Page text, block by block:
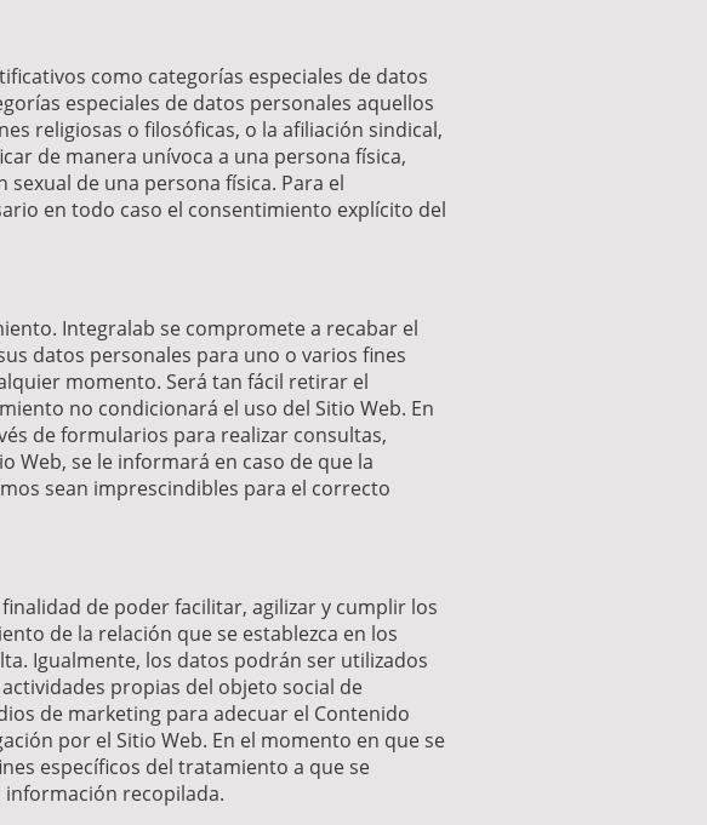
como categorías especiales de datos
especiales de datos personales aquellos
religiosas o filosóficas, o la afiliación sindical,
de manera unívoca a una persona física,
de una persona física. Para el
en todo caso el consentimiento explícito del
Integralab se compromete a recabar el
datos personales para uno o varios fines
momento. Será tan fácil retirar el
no condicionará el uso del Sitio Web. En
de formularios para realizar consultas,
se le informará en caso de que la
sean imprescindibles para el correcto
de poder facilitar, agilizar y cumplir los
de la relación que se establezca en los
Igualmente, los datos podrán ser utilizados
propias del objeto social de
de marketing para adecuar el Contenido
por el Sitio Web. En el momento en que se
específicos del tratamiento a que se
información recopilada.